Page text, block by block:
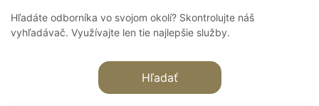
Hľadáte odborníka vo svojom okolí? Skontrolujte náš
vyhľadávač. Využívajte len tie najlepšie služby.
Hľadať